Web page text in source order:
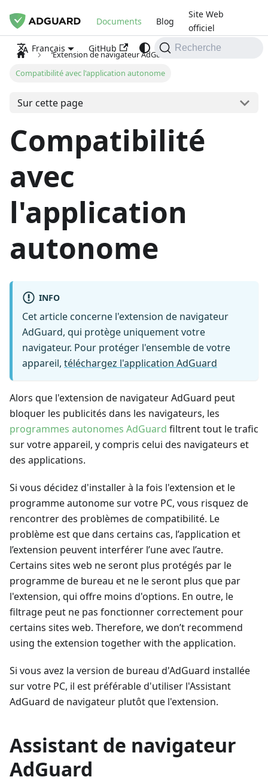
Documents Blog
Site Web
officiel
Français
GitHub Recherche
Extension de navigateur AdGuard
Compatibilité avec l'application autonome
Sur cette page
Compatibilité
avec
l'application
autonome
INFO
Cet article concerne l'extension de navigateur
AdGuard, qui protège uniquement votre
navigateur. Pour protéger l'ensemble de votre
appareil, téléchargez l'application AdGuard
Alors que l'extension de navigateur AdGuard peut
bloquer les publicités dans les navigateurs, les
programmes autonomes AdGuard filtrent tout le trafic
sur votre appareil, y compris celui des navigateurs et
des applications.
Si vous décidez d'installer à la fois l'extension et le
programme autonome sur votre PC, vous risquez de
rencontrer des problèmes de compatibilité. Le
problème est que dans certains cas, l’application et
l’extension peuvent interférer l’une avec l’autre.
Certains sites web ne seront plus protégés par le
programme de bureau et ne le seront plus que par
l'extension, qui offre moins d'options. En outre, le
filtrage peut ne pas fonctionner correctement pour
certains sites web. Therefore, we don’t recommend
using the extension together with the application.
Si vous avez la version de bureau d'AdGuard installée
sur votre PC, il est préférable d'utiliser l'Assistant
AdGuard de navigateur plutôt que l'extension.
Assistant de navigateur
AdGuard